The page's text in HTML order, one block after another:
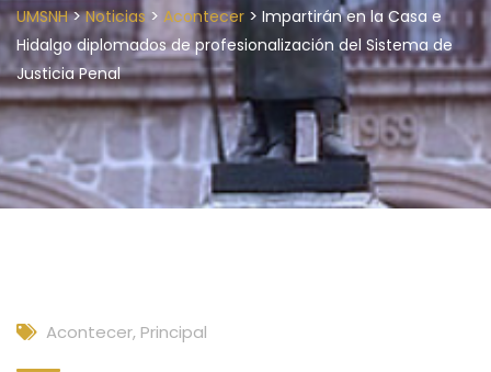
UMSNH>Noticias > Acontecer > Impartirán en la Casa e
Hidalgo diplomados de profesionalización del Sistema de
Justicia Penal
Acontecer, Principal